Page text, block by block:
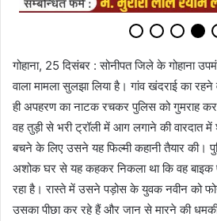
गोहाना, 25 दिसंबर : सोनीपत जिले के गोहाना
वाला मामला सुलझा लिया है। गांव खंदराई का
ही अपहरण का नाटक रचकर पुलिस को गुमराह
वह तुड़ी से भरी ट्रॉली में आग लगाने की वारदात में
बचने के लिए उसने यह फिल्मी कहानी तैयार की।
अशोक घर से यह कहकर निकला था कि वह
रहा है। रास्ते में उसने पड़ोस के युवक नवीन को
उसका पीछा कर रहे हैं और जान से मारने की